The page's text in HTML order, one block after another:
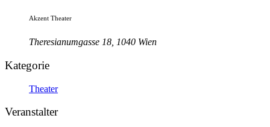
Akzent Theater
Theresianumgasse 18, 1040 Wien
Kategorie
Theater
Veranstalter